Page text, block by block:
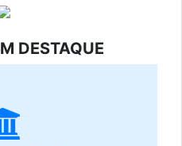
DESTAQUE